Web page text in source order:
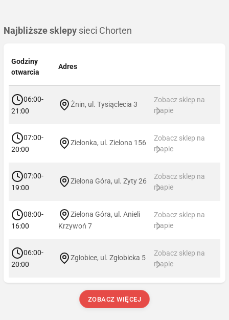
Najbliższe sklepy sieci Chorten
Godziny
otwarcia
Adres
06:00-
21:00
Żnin, ul. Tysiąclecia 3
Zobacz sklep na
mapie
07:00-
20:00
Zielonka, ul. Zielona 156
Zobacz sklep na
mapie
07:00-
19:00
Zielona Góra, ul. Zyty 26
Zobacz sklep na
mapie
08:00-
16:00
Zielona Góra, ul. Anieli
Krzywoń 7
Zobacz sklep na
mapie
06:00-
20:00
Zgłobice, ul. Zgłobicka 5
Zobacz sklep na
mapie
ZOBACZ WIĘCEJ